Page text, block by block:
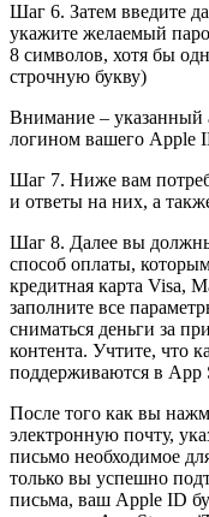
Шаг 6. Затем введите
укажите желаемый
8 символов, хотя бы
строчную букву)
Внимание – указанный
логином вашего Apple
Шаг 7. Ниже вам
и ответы на них, а
Шаг 8. Далее вы
способ оплаты,
кредитная карта Visa,
заполните все
сниматься деньги за
контента. Учтите, что
поддерживаются в App
После того как вы
электронную почту,
письмо необходимое
только вы успешно
письма, ваш Apple ID